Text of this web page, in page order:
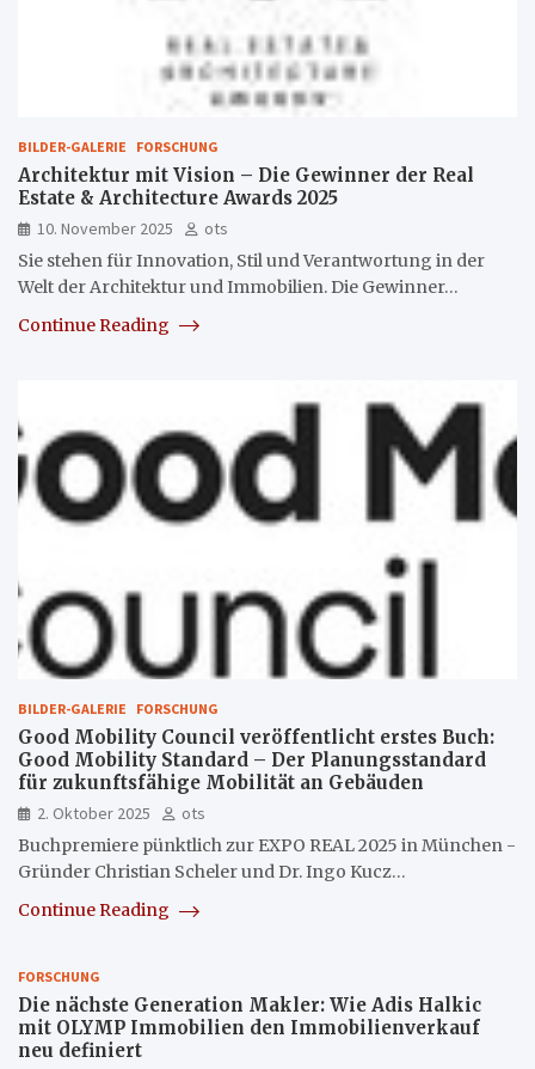
BILDER-GALERIE FORSCHUNG
Architektur mit Vision – Die Gewinner der Real
Estate & Architecture Awards 2025
10. November 2025
ots
Sie stehen für Innovation, Stil und Verantwortung in der
Welt der Architektur und Immobilien. Die Gewinner…
Continue Reading
BILDER-GALERIE FORSCHUNG
Good Mobility Council veröffentlicht erstes Buch:
Good Mobility Standard – Der Planungsstandard
für zukunftsfähige Mobilität an Gebäuden
2. Oktober 2025
ots
Buchpremiere pünktlich zur EXPO REAL 2025 in München -
Gründer Christian Scheler und Dr. Ingo Kucz…
Continue Reading
FORSCHUNG
Die nächste Generation Makler: Wie Adis Halkic
mit OLYMP Immobilien den Immobilienverkauf
neu definiert